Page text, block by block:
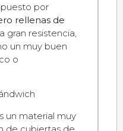
por
rellenas de
gran resistencia,
un muy buen
o
un material muy
de cubiertas de